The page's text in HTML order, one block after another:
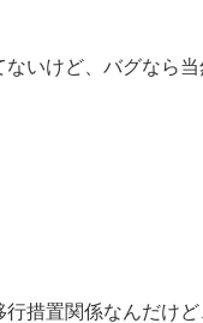
いけど、バグなら当
措置関係なんだけ